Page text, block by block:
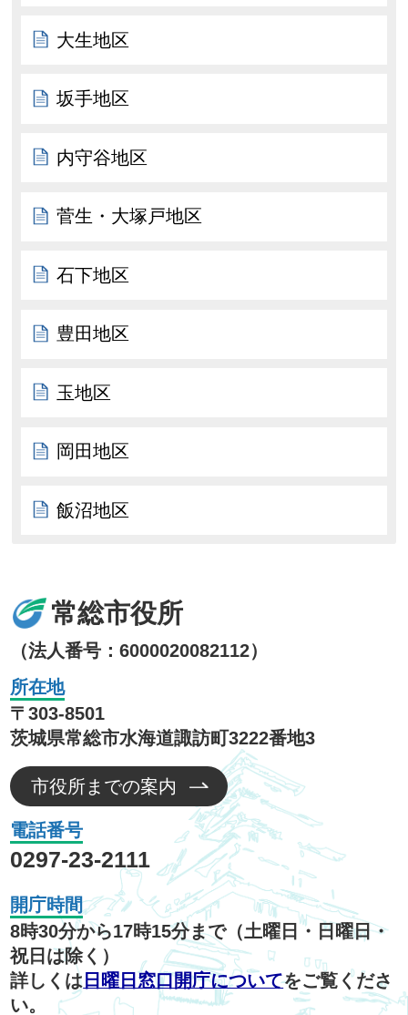
大生地区
坂手地区
内守谷地区
菅生・大塚戸地区
石下地区
豊田地区
玉地区
岡田地区
飯沼地区
常総市役所
（法人番号：6000020082112）
所在地
〒303-8501
茨城県常総市水海道諏訪町3222番地3
市役所までの案内
電話番号
0297-23-2111
開庁時間
8時30分から17時15分まで（土曜日・日曜日・
祝日は除く）
詳しくは 日曜日窓口開庁についてをご覧くださ
い。